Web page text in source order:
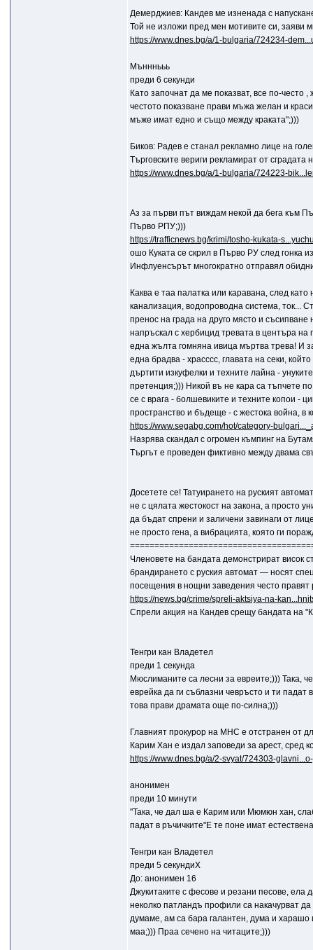
Демерджиев: Кандев ме изненада с
Той не изложи пред мен мотивите си, заяви
https://www.dnes.bg/a/1-bulgaria/724234-
Мънннььь
преди 6 секунди
Като започнат да ме показват, все по-
честото показване прави мъжа желан и
мъже имат едно и също между краката";)))
Биков: Радев е станал рекламно лице на
Търговските вериги рекламират от сградата
https://www.dnes.bg/a/1-bulgaria/724223-
Аз за първи път виждам некой да бега към
Първо РПУ;)))
https://trafficnews.bg/krimi/tosho-kukata-
ошо Куката се скрил в Първо РУ след гонка
Инфлуенсърът многократно отправял
Каква е таа палатка или каравана, след
канализация, водопроводна система, ток...
пренос на града на друго място и
напръскал с хербицид тревата в центъра
една жълта гомняна ивица мъртва трева! И
една брадва - храсссс, главата на секи,
дъртити изкуфелки и техните лайна -
претенция;))) Никой въ не кара са тъпчете
се с врага - болшевиките и техните копои -
пространство и бъдеще - с жестока война, в
https://www.segabg.com/hot/category-
Назрява скандал с огромен къмпинг на
Търгът е проведен фиктивно между двама
Досетете се! Татуирането на руският
не с цялата жестокост на закона, а просто
да бъдат спрени и заличени завинаги от
не просто гена, а вибрацията, която ги
Членовете на бандата демонстрират висок
брандирането с руския автомат — носят
посещения в нощни заведения често
https://news.bg/crime/spreli-aktsiya-na-
Спрели акция на Кандев срещу бандата на
Тенгри кан Владетел
преди 1 секунда
Мюслиманите са лесни за евреите;))) Така,
еврейка да ги съблазни чевръсто и ти
това прави драмата още по-силна;)))
Главният прокурор на МНС е отстранен от
Карим Хан е издал заповеди за арест, сред
https://www.dnes.bg/a/2-svyat/724303-
анонимен
преди 10 минути
"Така, че дал ша е Карим или Мюмюн хан,
падат в ръчичките"Е те поне имат
Тенгри кан Владетел
преди 5 секундиХ
До: анонимен 16
Джукитаките с фесове и резани песове, ела
неколко патландъ профили са накачурват да
думаме, ам са бара галантен, дума и харашо
маа;))) Праа сечено на читаците;)))